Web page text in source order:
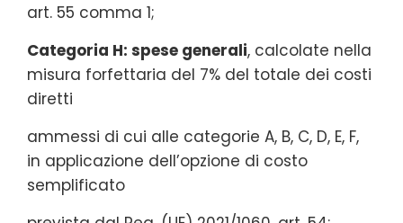
art. 55 comma 1;
Categoria H: spese generali, calcolate nella
misura forfettaria del 7% del totale dei costi
diretti
ammessi di cui alle categorie A, B, C, D, E, F,
in applicazione dell’opzione di costo
semplificato